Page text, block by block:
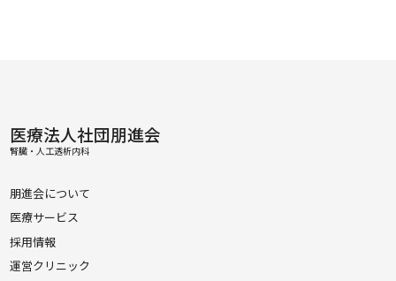
医療法人社団朋進会
腎臓・人工透析内科
朋進会について
医療サービス
採用情報
運営クリニック